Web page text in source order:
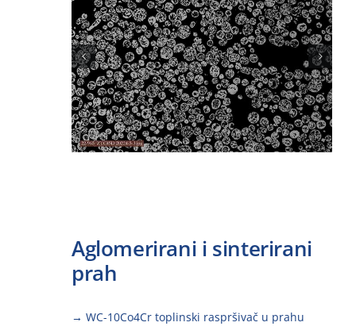
Aglomerirani i sinterirani
prah
→ WC-10Co4Cr toplinski raspršivač u prahu